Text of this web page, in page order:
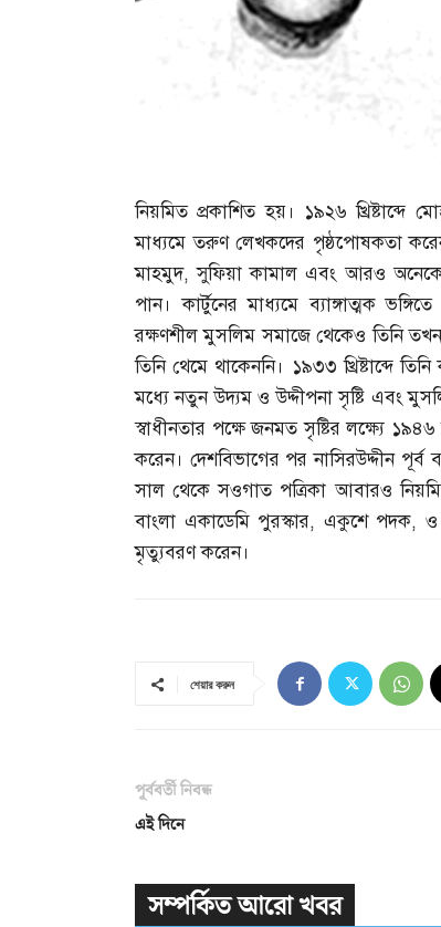
নিয়মিত প্রকাশিত হয়। ১৯২৬ খ্রিষ্টাব্দে
মাধ্যমে তরুণ লেখকদের পৃষ্ঠপোষকতা
মাহমুদ,সুফিয়া কামাল এবং আরও অনেকে
পান। কার্টুনের মাধ্যমে ব্যাঙ্গাত্মক
রক্ষণশীল মুসলিম সমাজে থেকেও তিনি
তিনি থেমে থাকেননি। ১৯৩৩ খ্রিষ্টাব্দে
মধ্যে নতুন উদ্যম ও উদ্দীপনা সৃষ্টি এবং
স্বাধীনতার পক্ষে জনমত সৃষ্টির লক্ষ্যে ১৯৪৬
করেন। দেশবিভাগের পর নাসিরউদ্দীন
সাল থেকে সওগাত পত্রিকা আবারও
বাংলা একাডেমি পুরস্কার, একুশে পদক, ও
মৃত্যুবরণ করেন।
শেয়ার করুন
পূর্ববর্তী নিবন্ধ
এই দিনে
সম্পর্কিত আরো খবর